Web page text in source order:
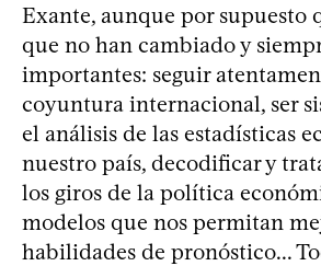
Exante, aunque por supuesto
que no han cambiado y
importantes: seguir
coyuntura internacional, ser
el análisis de las estadísticas
nuestro país, decodificar y
los giros de la política
modelos que nos permitan
habilidades de pronóstico...